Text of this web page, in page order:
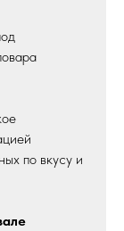
по вкусу и